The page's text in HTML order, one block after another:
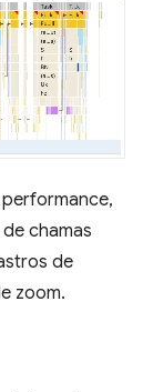
chamas
de
zoom.